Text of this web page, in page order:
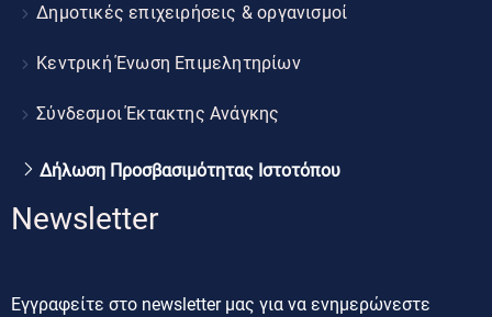
Δημοτικές επιχειρήσεις & οργανισμοί
Κεντρική Ένωση Επιμελητηρίων
Σύνδεσμοι Έκτακτης Ανάγκης
Δήλωση Προσβασιμότητας Ιστοτόπου
Newsletter
Εγγραφείτε στο newsletter μας για να ενημερώνεστε